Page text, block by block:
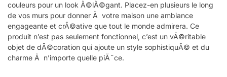
couleurs pour un look Ã©lÃ©gant. Placez-en plusieurs le long
de vos murs pour donner Ã votre maison une ambiance
engageante et crÃ©ative que tout le monde admirera. Ce
produit n’est pas seulement fonctionnel, c’est un vÃ©ritable
objet de dÃ©coration qui ajoute un style sophistiquÃ© et du
charme Ã n’importe quelle piÃ¨ce.